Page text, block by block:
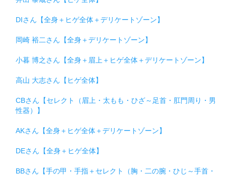
DIさん【全身＋ヒゲ全体＋デリケートゾーン】
岡崎 裕二さん【全身＋デリケートゾーン】
小暮 博之さん【全身＋眉上＋ヒゲ全体＋デリケートゾーン】
高山 大志さん【ヒゲ全体】
CBさん【セレクト（眉上・太もも・ひざ～足首・肛門周り・男
性器）】
AKさん【全身＋ヒゲ全体＋デリケートゾーン】
DEさん【全身＋ヒゲ全体】
BBさん【手の甲・手指＋セレクト（胸・二の腕・ひじ～手首・